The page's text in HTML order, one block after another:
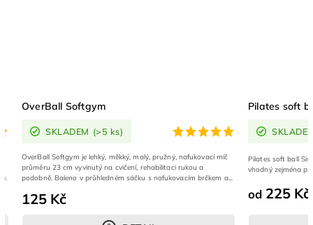
OverBall Softgym
SKLADEM (>5 ks)
125 Kč
OverBall Softgym je lehký, měkký, malý, pružný, nafukovací míč
průměru 23 cm vyvinutý na cvičení, rehabilitaci rukou a
podobně. Baleno v průhledném sáčku s nafukovacím brčkem a...
Pilates soft
od 225 Kč
Pilates soft ball
vhodný zejména